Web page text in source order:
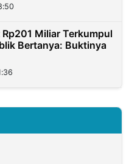
Miliar Terkumpul
Bertanya: Buktinya